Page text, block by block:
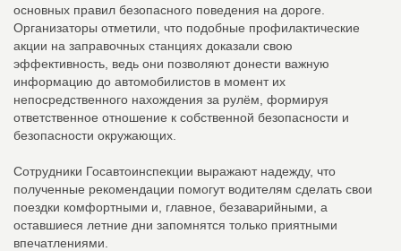
основных правил безопасного поведения на дороге.
Организаторы отметили, что подобные профилактические
акции на заправочных станциях доказали свою
эффективность, ведь они позволяют донести важную
информацию до автомобилистов в момент их
непосредственного нахождения за рулём, формируя
ответственное отношение к собственной безопасности и
безопасности окружающих.
Сотрудники Госавтоинспекции выражают надежду, что
полученные рекомендации помогут водителям сделать свои
поездки комфортными и, главное, безаварийными, а
оставшиеся летние дни запомнятся только приятными
впечатлениями.